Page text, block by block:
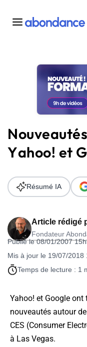
Toutes les actus
Actus SEO
Plateforme
Solutions
Ressources
Audit SEO
Yahoo! et
Article rédigé
Fondateur
Publié le 08/01/2007
Mis à jour le 19/07/2018
Temps de lecture : 1
Résumé IA
Yahoo! et Google
nouveautés autour
CES (Consumer
à Las Vegas.